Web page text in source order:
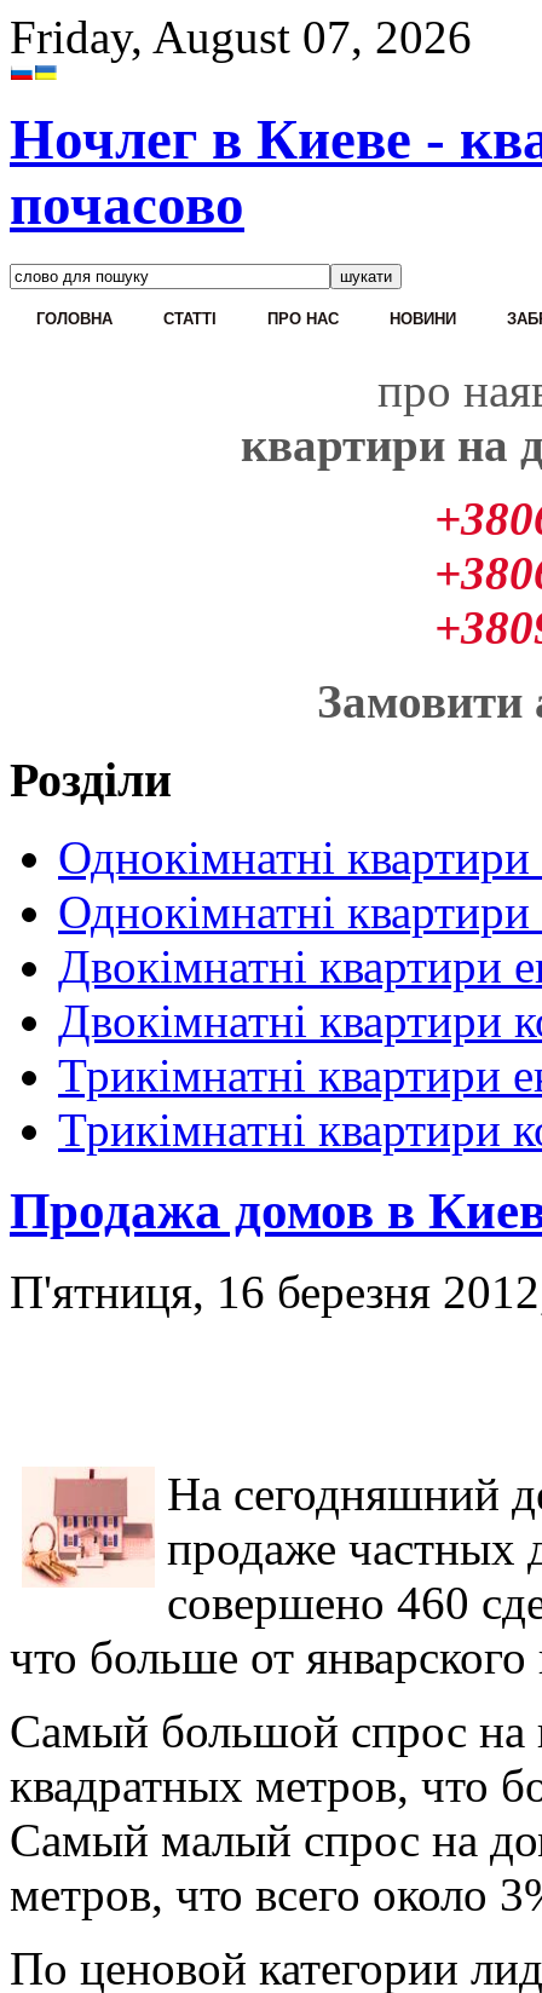
Friday, August 07, 2026
Ночлег в Киеве -
почасово
ГОЛОВНА CТАТТІ ПРО НАС НОВИНИ
про
квартири на
Замовити
Розділи
Однокімнатні
Однокімнатні
Двокімнатні квартири
Двокімнатні квартири
Трикімнатні квартири
Трикімнатні квартири
Продажа домов в
П'ятниця, 16 березня
На сегодняшний
продаже частных
совершено 460
что больше от
Самый большой спрос на
квадратных метров, что
Самый малый спрос на
метров, что всего около
По ценовой категории